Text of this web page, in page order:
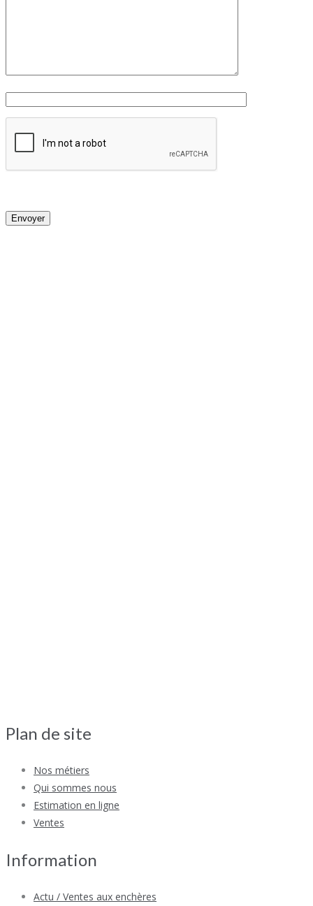
Plan de site
Nos métiers
Qui sommes nous
Estimation en ligne
Ventes
Information
Actu / Ventes aux enchères